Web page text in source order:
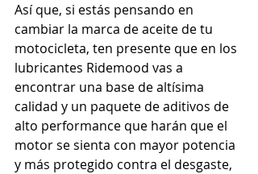
Así que, si estás pensando en
cambiar la marca de aceite de tu
motocicleta, ten presente que en los
lubricantes Ridemood vas a
encontrar una base de altísima
calidad y un paquete de aditivos de
alto performance que harán que el
motor se sienta con mayor potencia
y más protegido contra el desgaste,